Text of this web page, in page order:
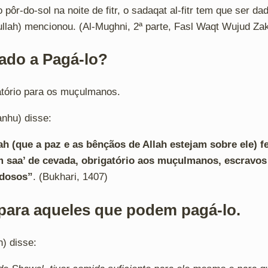
pôr-do-sol na noite de fitr, o sadaqat al-fitr tem que ser
mencionou. (Al-Mughni, 2ª parte, Fasl Waqt Wujud
a Pagá-lo?
para os muçulmanos.
disse:
(que a paz e as bênçãos de Allah estejam sobre ele)
saa’ de cevada, obrigatório aos muçulmanos,
. (Bukhari, 1407)
aqueles que podem pagá-lo.
disse: